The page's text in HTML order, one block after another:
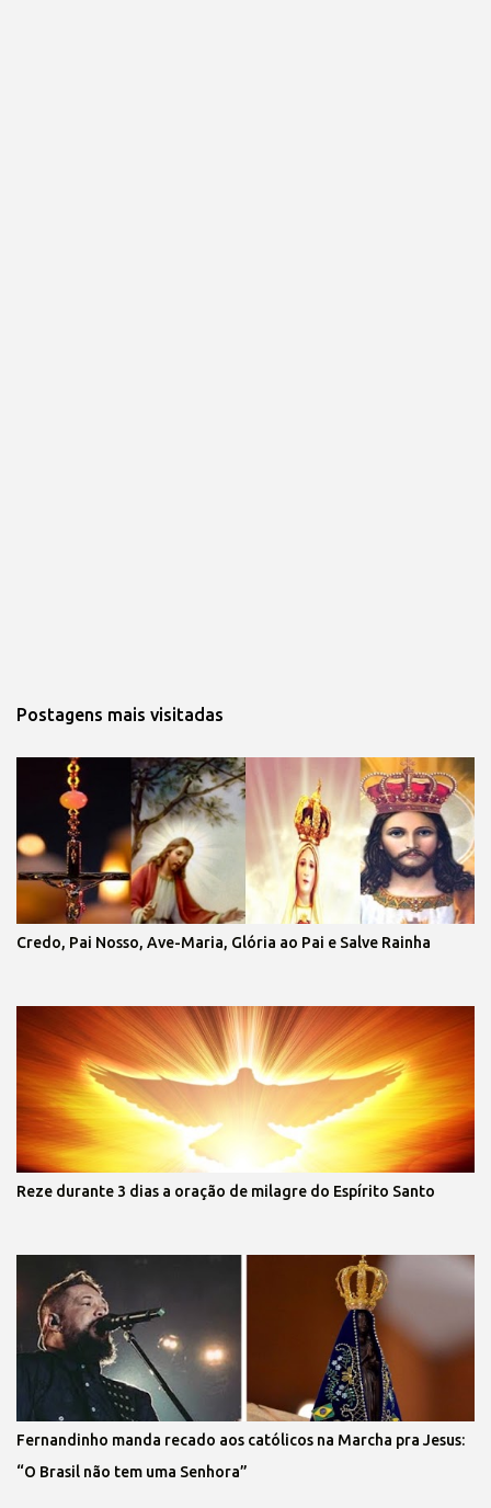
Postagens mais visitadas
Credo, Pai Nosso, Ave-Maria, Glória ao Pai e Salve Rainha
Reze durante 3 dias a oração de milagre do Espírito Santo
Fernandinho manda recado aos católicos na Marcha pra Jesus:
“O Brasil não tem uma Senhora”